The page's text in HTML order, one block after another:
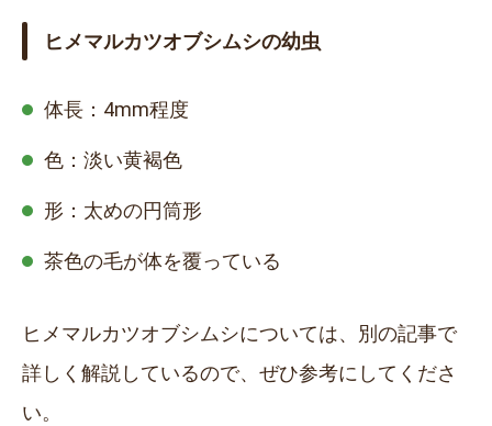
ヒメマルカツオブシムシの幼虫
体長： 4mm程度
色：淡い黄褐色
形：太めの円筒形
茶色の毛が体を覆っている
ヒメマルカツオブシムシについては、別の記事で
詳しく解説しているので、ぜひ参考にしてくださ
い。